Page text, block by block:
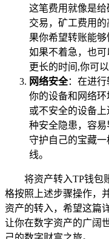
这笔费用就像是
交易，矿工费用
果你希望转账能够
如果不着急，也
更长的时间,你可
网络安全：在进行
你的设备和网络
或不安全的设备
种安全隐患，容
守护自己的宝藏
线。
将资产转入TP钱包
格按照上述步骤操作，
资产的转入，希望这篇
让你在数字资产的广阔